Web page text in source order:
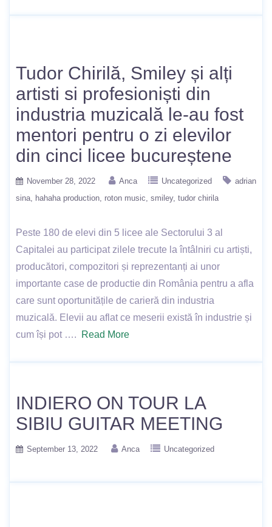
Tudor Chirilă, Smiley și alți
artisti si profesioniști din
industria muzicală le-au fost
mentori pentru o zi elevilor
din cinci licee bucureștene
November 28, 2022 Anca Uncategorized
adrian
sina
hahaha production roton music smiley tudor chirila
Peste 180 de elevi din 5 licee ale Sectorului 3 al
Capitalei au participat zilele trecute la întâlniri cu artiști,
producători, compozitori și reprezentanți ai unor
importante case de productie din România pentru a afla
care sunt oportunitățile de carieră din industria
muzicală. Elevii au aflat ce meserii există în industrie și
cum își pot ….
Read More
INDIERO ON TOUR LA
SIBIU GUITAR MEETING
September 13, 2022 Anca Uncategorized